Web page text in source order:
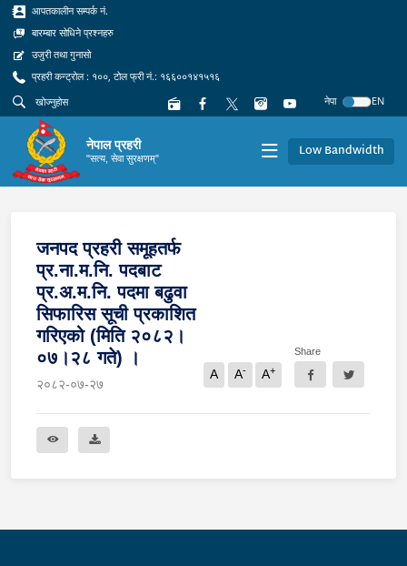
आपतकालीन सम्पर्क नं.
बारम्बार सोधिने प्रश्नहरु
उजुरी तथा गुनासो
प्रहरी कन्ट्रोल : १००, टोल फ्री नं.: १६६००१४१५१६
नेपा
EN
नेपाल प्रहरी
"सत्य, सेवा सुरक्षणम्" Low Bandwidth
जनपद प्रहरी समूहतर्फ
प्र.ना.म.नि. पदबाट
प्र.अ.म.नि. पदमा बढुवा
सिफारिस सूची प्रकाशित
गरिएको (मिति २०८२।
०७।२८ गते) ।
२०८२-०७-२७
A A- A+
Share